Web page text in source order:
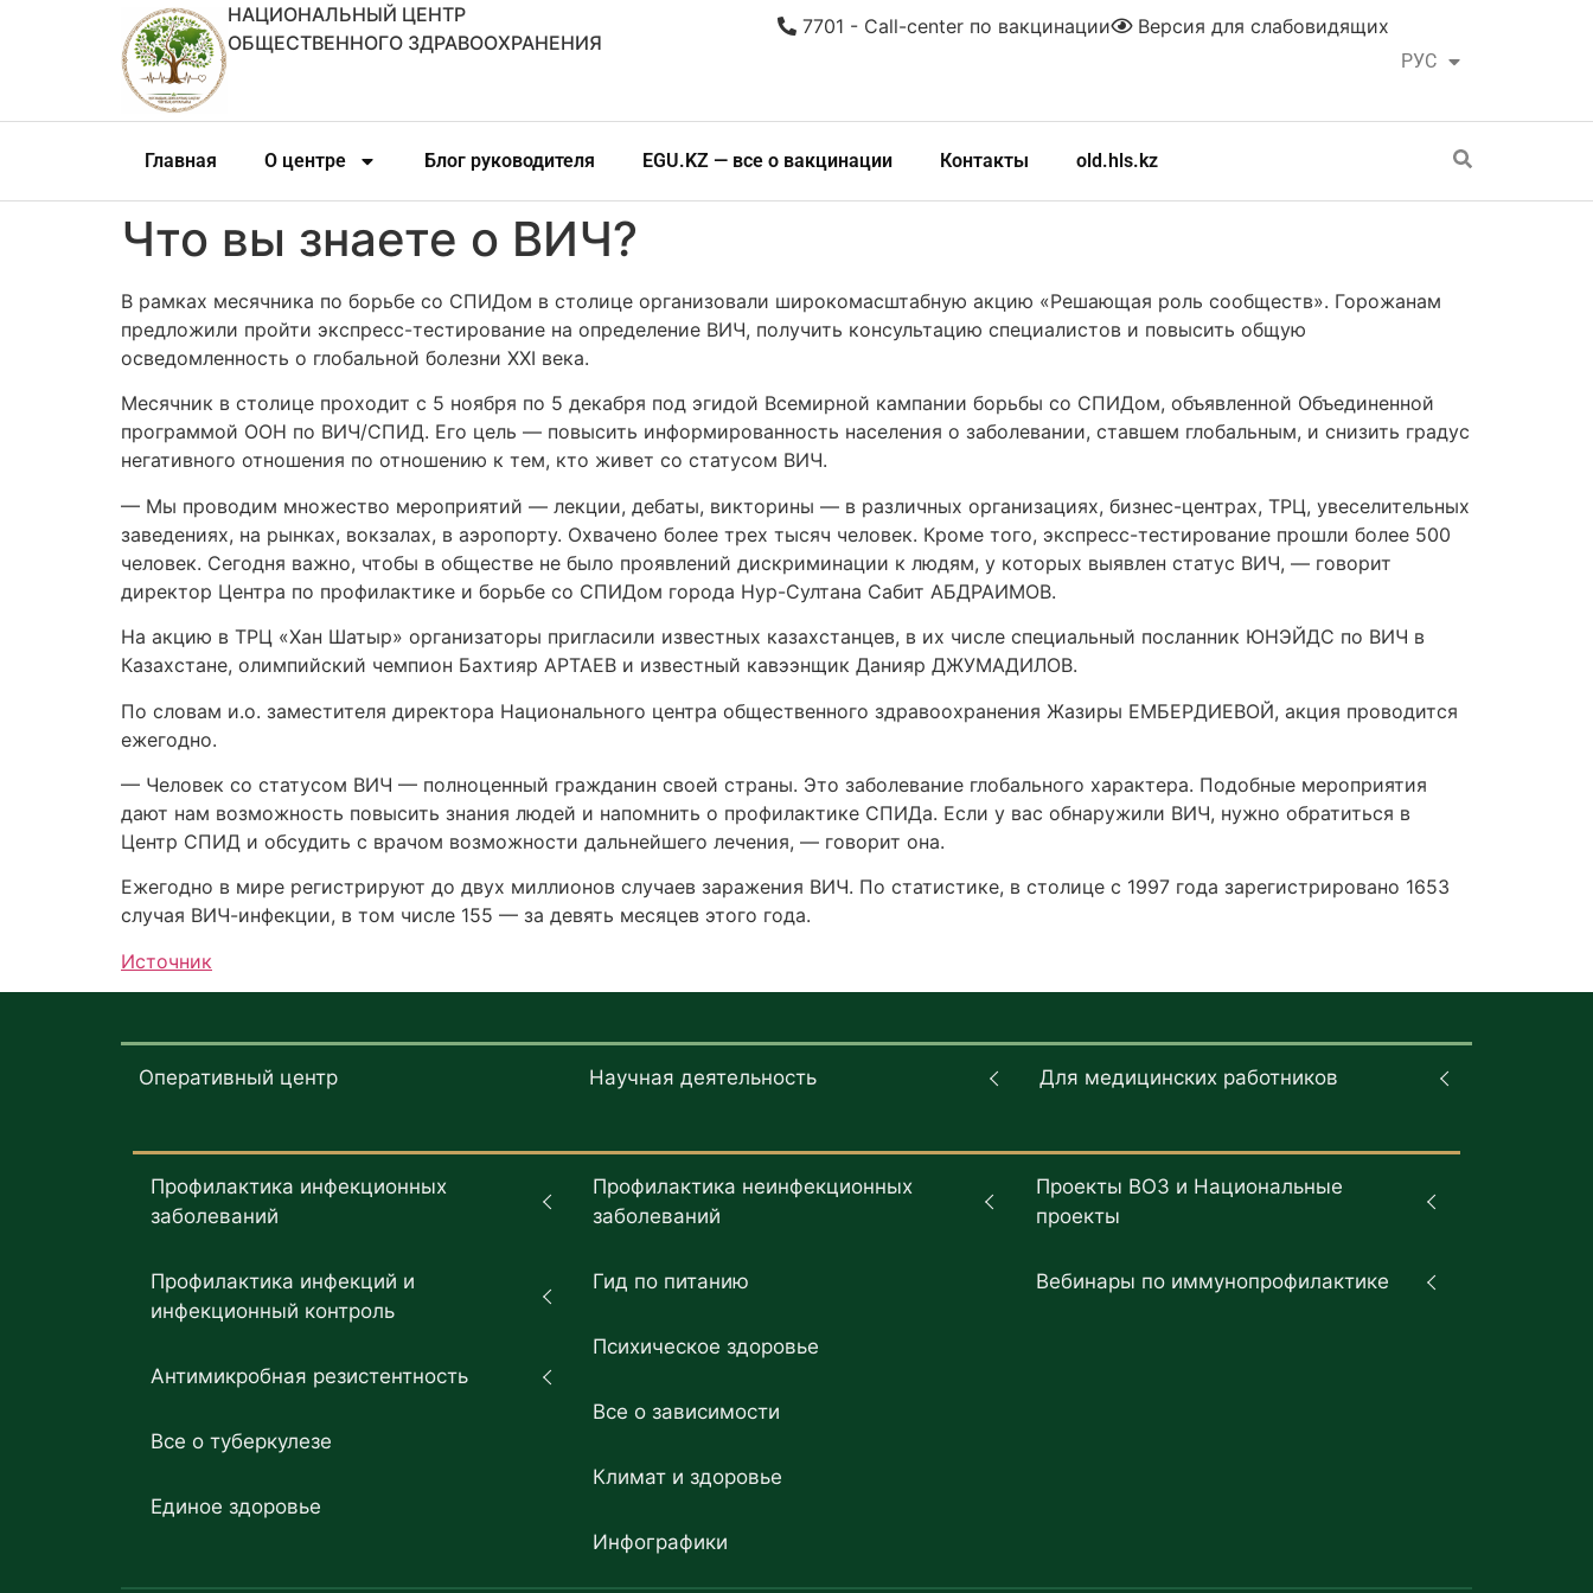
НАЦИОНАЛЬНЫЙ ЦЕНТР
ОБЩЕСТВЕННОГО ЗДРАВООХРАНЕНИЯ
РУС
ҚАЗ
Версия для слабовидящих
7701 - Call-center по вакцинации
Главная О центре Блог руководителя EGU.KZ — все о вакцинации Контакты old.hls.kz
Что вы знаете о ВИЧ?
В рамках месячника по борьбе со СПИДом в столице организовали широкомасштабную акцию «Решающая роль сообществ». Горожанам
предложили пройти экспресс-тестирование на определение ВИЧ, получить консультацию специалистов и повысить общую
осведомленность о глобальной болезни XXI века.
Месячник в столице проходит с 5 ноября по 5 декабря под эгидой Всемирной кампании борьбы со СПИДом, объявленной Объединенной
программой ООН по ВИЧ/СПИД. Его цель — повысить информированность населения о заболевании, ставшем глобальным, и снизить градус
негативного отношения по отношению к тем, кто живет со статусом ВИЧ.
— Мы проводим множество мероприятий — лекции, дебаты, викторины — в различных организациях, бизнес-центрах, ТРЦ, увеселительных
заведениях, на рынках, вокзалах, в аэропорту. Охвачено более трех тысяч человек. Кроме того, экспресс-тестирование прошли более 500
человек. Сегодня важно, чтобы в обществе не было проявлений дискриминации к людям, у которых выявлен статус ВИЧ, — говорит
директор Центра по профилактике и борьбе со СПИДом города Нур-Султана Сабит ­АБДРАИМОВ.
На акцию в ТРЦ «Хан Шатыр» организаторы пригласили известных казахстанцев, в их числе специальный посланник ЮНЭЙДС по ВИЧ в
Казахстане, олимпийский чемпион Бахтияр АРТАЕВ и известный кавээнщик Данияр ДЖУМАДИЛОВ.
По словам и.о. заместителя директора Национального центра общественного здравоохранения Жазиры ЕМБЕРДИЕВОЙ, акция проводится
ежегодно.
— Человек со статусом ВИЧ — полноценный гражданин своей страны. Это заболевание глобального характера. Подобные мероприятия
дают нам возможность повысить знания людей и напомнить о профилактике ­С­ПИ­Да. Если у вас обнаружили ВИЧ, нужно обратиться в
Центр СПИД и обсудить с врачом возможности дальнейшего лечения, — говорит она.
Ежегодно в мире регистрируют до двух миллионов случаев заражения ВИЧ. По статистике, в столице с 1997 года зарегистрировано 1653
случая ВИЧ-инфекции, в том числе 155 — за девять месяцев этого года.
Источник
Оперативный центр Научная деятельность Для медицинских работников
Профилактика инфекционных
заболеваний
Профилактика инфекций и
инфекционный контроль
Антимикробная резистентность
Все о туберкулезе
Единое здоровье
Профилактика неинфекционных
заболеваний
Гид по питанию
Психическое здоровье
Все о зависимости
Климат и здоровье
Инфографики
Проекты ВОЗ и Национальные
проекты
Вебинары по иммунопрофилактике